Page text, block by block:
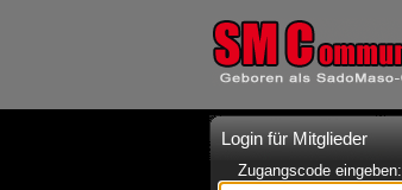
Login für Mitglieder
Zugangscode eingeben: